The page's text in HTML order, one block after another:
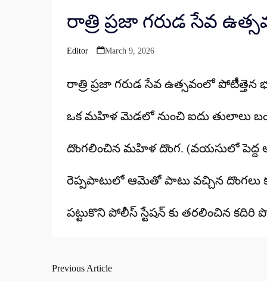
రాత్రి ప్రజా గరుడ సేవ
Posted
Editor March 9, 2026
రాత్రి ప్రజా గరుడ సేవ ఉత్సవంలో పోటీెత్తెన
ఒక మహిళ మెడలో నుంచి ఐదు తులాలు
దొంగలించిన మహిళ దొంగ. (వయసులో పెద్ద
రెప్పపాటులో ఆమెతో పాటు వచ్చిన దొంగలు
పట్టుకొని పోలీస్ స్టేషన్ కు తరలించిన కదిరి
Post
Previous Article